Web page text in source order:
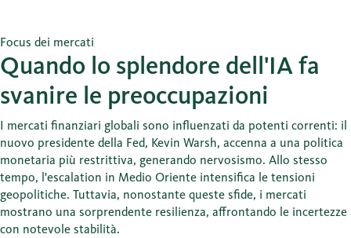
Focus dei mercati
Quando lo splendore dell'IA fa
svanire le preoccupazioni
I mercati finanziari globali sono influenzati da potenti correnti: il
nuovo presidente della Fed, Kevin Warsh, accenna a una politica
monetaria più restrittiva, generando nervosismo. Allo stesso
tempo, l'escalation in Medio Oriente intensifica le tensioni
geopolitiche. Tuttavia, nonostante queste sfide, i mercati
mostrano una sorprendente resilienza, affrontando le incertezze
con notevole stabilità.